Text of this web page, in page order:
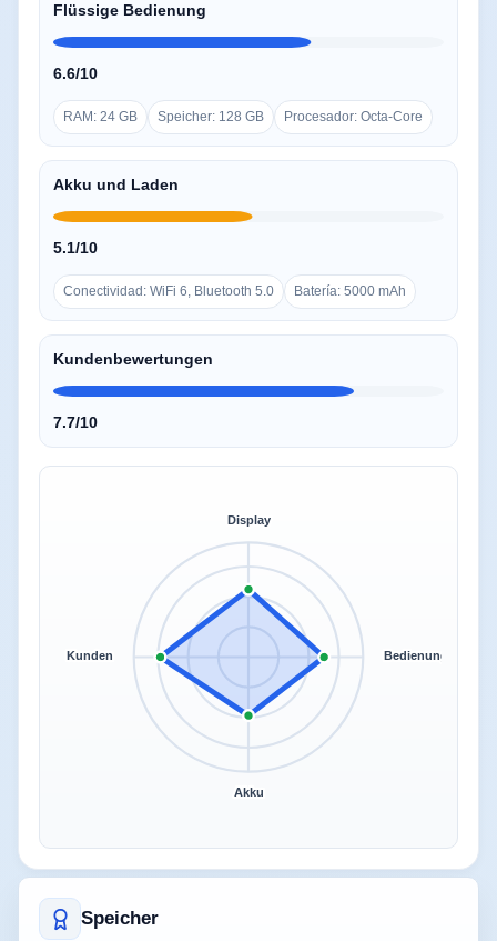
Flüssige Bedienung
6.6/10
RAM: 24 GB Speicher: 128 GB Procesador: Octa-Core
Akku und Laden
5.1/10
Conectividad: WiFi 6, Bluetooth 5.0 Batería: 5000 mAh
Kundenbewertungen
7.7/10
Display
Bedienung
Akku
Kunden
Speicher